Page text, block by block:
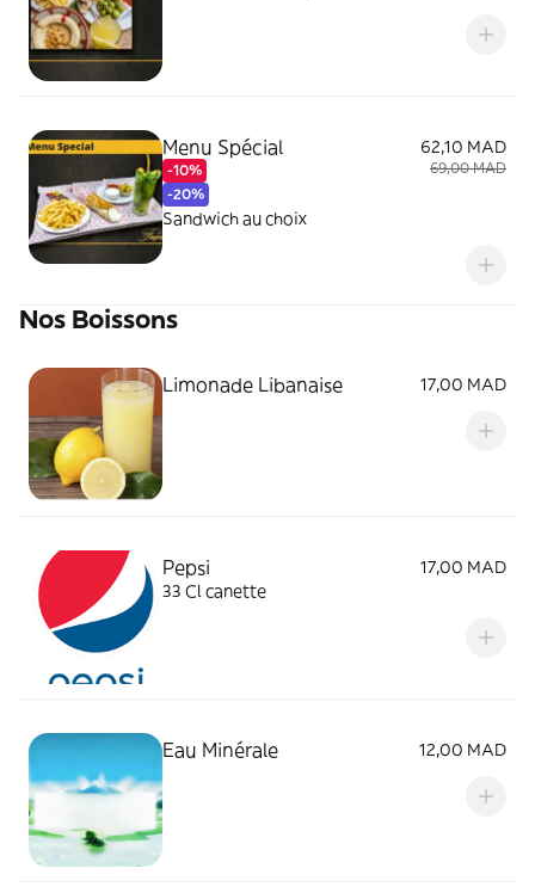
Menu Spécial
-10%
-20%
62,10 MAD
69,00 MAD
Sandwich au choix
Nos Boissons
Limonade Libanaise 17,00 MAD
Pepsi
17,00 MAD
33 Cl canette
Eau Minérale 12,00 MAD